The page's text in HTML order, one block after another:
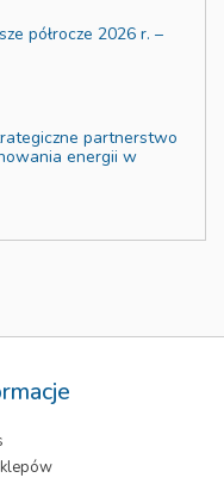
półrocze 2026 r. –
partnerstwo
energii w